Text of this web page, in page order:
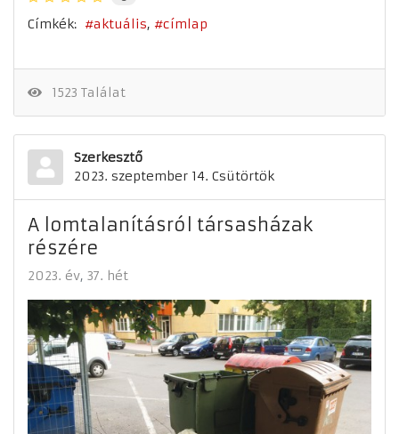
Címkék: aktuális címlap
1523 Találat
Szerkesztő
2023. szeptember 14. Csütörtök
A lomtalanításról társasházak
részére
2023. év 37. hét